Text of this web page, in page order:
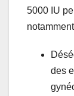
5000 IU
des